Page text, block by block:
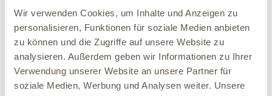
Wir verwenden Cookies, um Inhalte und Anzeigen zu
personalisieren, Funktionen für soziale Medien anbieten
zu können und die Zugriffe auf unsere Website zu
analysieren. Außerdem geben wir Informationen zu Ihrer
Verwendung unserer Website an unsere Partner für
soziale Medien, Werbung und Analysen weiter. Unsere
diese Faktoren können durch einenährstoffreiche und
hochwertige Ernährungsowie durch eingutes
Bewegungsmanagementbeeinflusst werden.
Beim Deutschen Schäferhund sollte zudem die
Früherkennung
eine große Rolle spielen, ein Besuch beim